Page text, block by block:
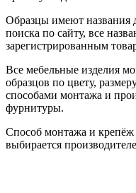
Образцы имеют названия
поиска по сайту, все
зарегистрированным
Все мебельные изделия
образцов по цвету,
способами монтажа и
фурнитуры.
Способ монтажа и крепёж
выбирается